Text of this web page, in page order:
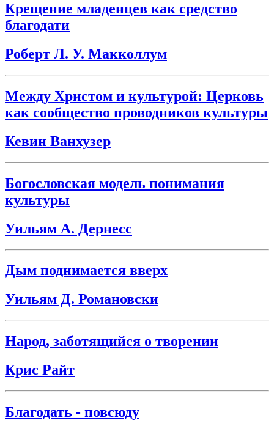
Крещение младенцев как средство
благодати
Роберт Л. У. Макколлум
Между Христом и культурой: Церковь
как сообщество проводников культуры
Кевин Ванхузер
Богословская модель понимания
культуры
Уильям А. Дернесс
Дым поднимается вверх
Уильям Д. Романовски
Народ, заботящийся о творении
Крис Райт
Благодать - повсюду